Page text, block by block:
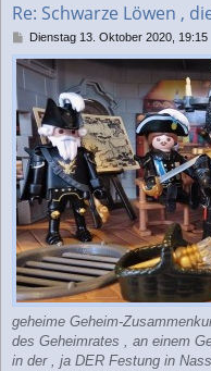
Re: Schwarze Löwen ,
B
e
i
a
g
Dienstag 13. Oktober 2020, 19:15
geheime Geheim-
des Geheimrates , an einem
in der , ja DER Festung in